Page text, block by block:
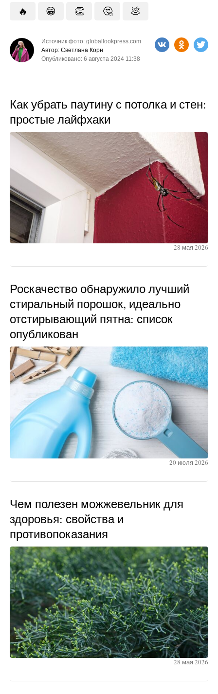
🔥 😁 👏 🤔 💩
Источник фото: globallookpress.com
Автор: Светлана Корн
Опубликовано: 6 августа 2024 11:38
Как убрать паутину с потолка и стен:
простые лайфхаки
28 мая 2026
Роскачество обнаружило лучший
стиральный порошок, идеально
отстирывающий пятна: список
опубликован
20 июля 2026
Чем полезен можжевельник для
здоровья: свойства и
противопоказания
28 мая 2026